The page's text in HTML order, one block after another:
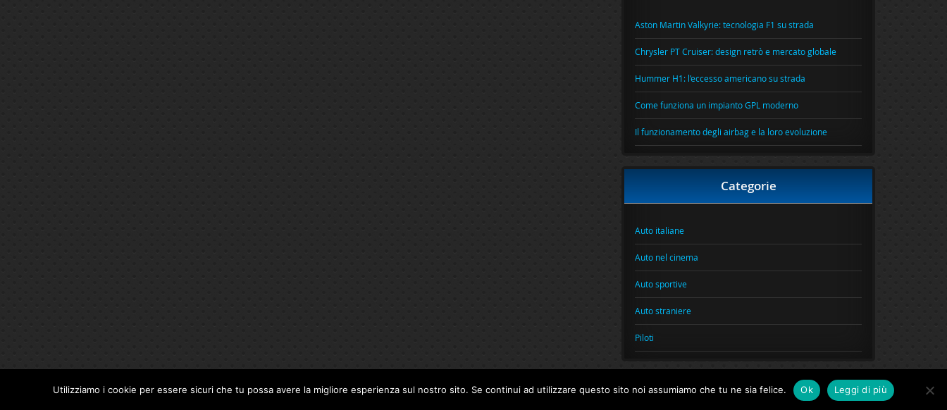
Aston Martin Valkyrie: tecnologia F1 su strada
Chrysler PT Cruiser: design retrò e mercato globale
Hummer H1: l’eccesso americano su strada
Come funziona un impianto GPL moderno
Il funzionamento degli airbag e la loro evoluzione
Categorie
Auto italiane
Auto nel cinema
Auto sportive
Auto straniere
Piloti
|
Utilizziamo i cookie per essere sicuri che tu possa avere la migliore esperienza sul nostro sito. Se continui ad utilizzare questo sito noi assumiamo che tu ne sia felice. Ok Leggi di più